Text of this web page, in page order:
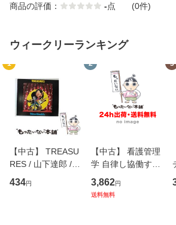
商品の評価： -点 (0件)
ウィークリーランキング
1
【中古】 TREASU
RES / 山下達郎 /
イーストウエス
ト・ジャパン [CD]
434円
2
【中古】 看護管理
学 自律し協働する
専門職の看護マネ
ジメントスキル 改
3,862円
送料無料
3